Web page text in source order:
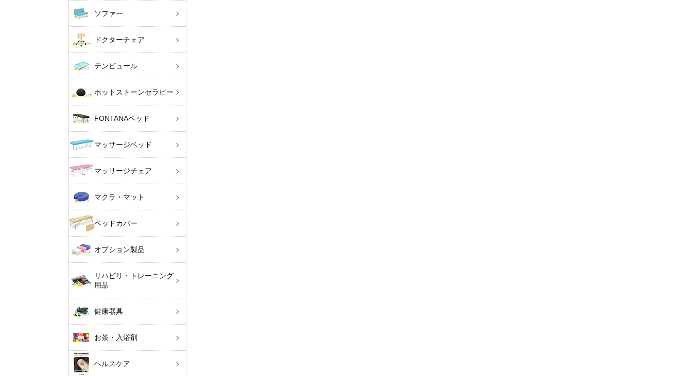
ソファー
ドクターチェア
テンピュール
ホットストーンセラピー
FONTANAベッド
マッサージベッド
マッサージチェア
マクラ・マット
ベッドカバー
オプション製品
リハビリ・トレーニング
用品
健康器具
お茶・入浴剤
ヘルスケア